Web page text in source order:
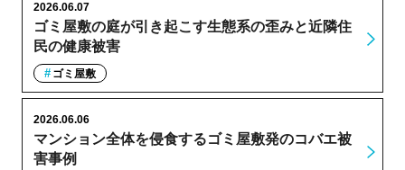
ゴミ屋敷の庭が引き起こす生態系の歪みと近隣住
民の健康被害
2026.06.07
ゴミ屋敷
マンション全体を侵食するゴミ屋敷発のコバエ被
害事例
2026.06.06